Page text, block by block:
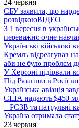
24 червня
СБУ заявила, що
розвідкоюВІДЕО
З 1 вересня в
переважно очне
Українські
Кремль відреагував
аби не було проблем
У Херсоні підірвали
Під Рязанню в Росії
Українська авіація
США надають $450 млн
– РСЗВ та патрульні
Україна отримала
23 червня